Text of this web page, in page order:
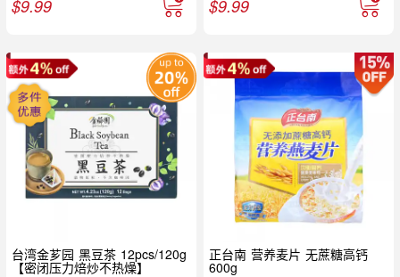
$9.99 $9.99
台湾金芗园 黑豆茶 12pcs/120g
【密闭压力焙炒不热燥】
正台南 营养麦片 无蔗糖高钙
600g